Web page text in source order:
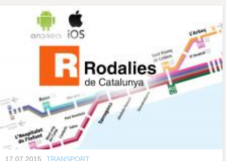
17.07.2015 TRANSPORT